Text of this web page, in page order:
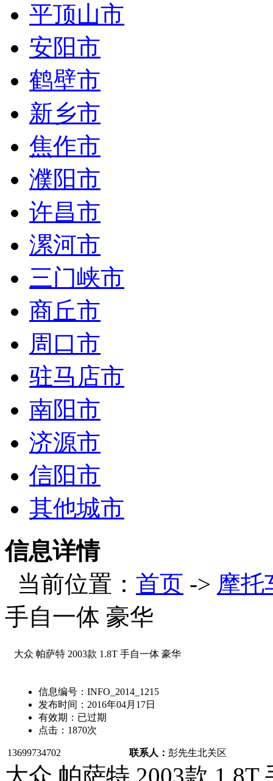
平顶山市
安阳市
鹤壁市
新乡市
焦作市
濮阳市
许昌市
漯河市
三门峡市
商丘市
周口市
驻马店市
南阳市
济源市
信阳市
其他城市
信息详情
当前位置： 首页 -> 摩托
手自一体 豪华
大众 帕萨特 2003款 1.8T 手自一体 豪华
信息编号： INFO_2014_1215
发布时间： 2016年04月17日
有效期： 已过期
点击： 1870次
13699734702 联系人： 彭先生北关区